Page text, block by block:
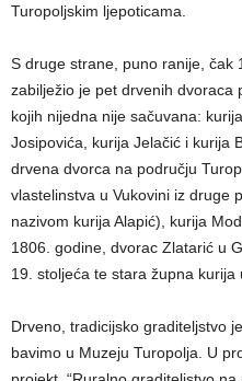
Turopoljskim ljepoticama.
S druge strane, puno ranije, čak
zabilježio je pet drvenih dvoraca
kojih nijedna nije sačuvana:
Josipovića, kurija Jelačić i kurija
drvena dvorca na području
vlastelinstva u Vukovini iz druge
nazivom kurija Alapić), kurija
1806. godine, dvorac Zlatarić u
19. stoljeća te stara župna kurija
Drveno, tradicijsko graditeljstvo
bavimo u Muzeju Turopolja. U